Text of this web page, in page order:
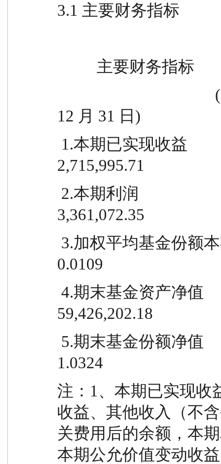
3.1 主要财务指标
主要财务指标
12 月 31 日)
2,715,995.71
3,361,072.35
0.0109
59,426,202.18
1.0324
注：1、本期已实现收
收益、其他收入（不
关费用后的余额，本
本期公允价值变动收